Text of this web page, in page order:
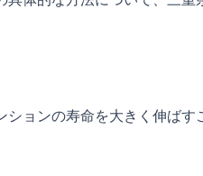
ョンの寿命を大きく伸ば